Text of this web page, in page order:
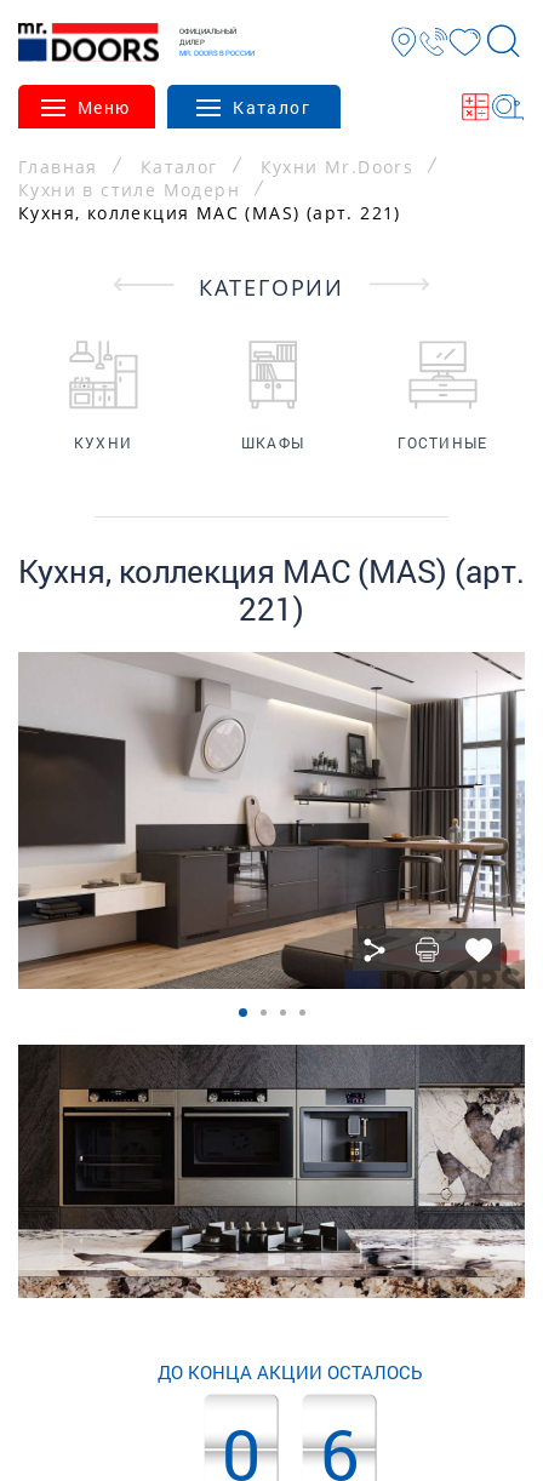
ОФИЦИАЛЬНЫЙ
ДИЛЕР
MR. DOORS В РОССИИ
Меню Каталог
Главная Каталог
Кухни Mr.Doors
Кухни в стиле Модерн
Кухня, коллекция МАС (MAS) (арт. 221)
КАТЕГОРИИ
КУХНИ ШКАФЫ ГОСТИНЫЕ
Кухня, коллекция МАС (MAS) (арт.
221)
ДО КОНЦА АКЦИИ ОСТАЛОСЬ
0 6